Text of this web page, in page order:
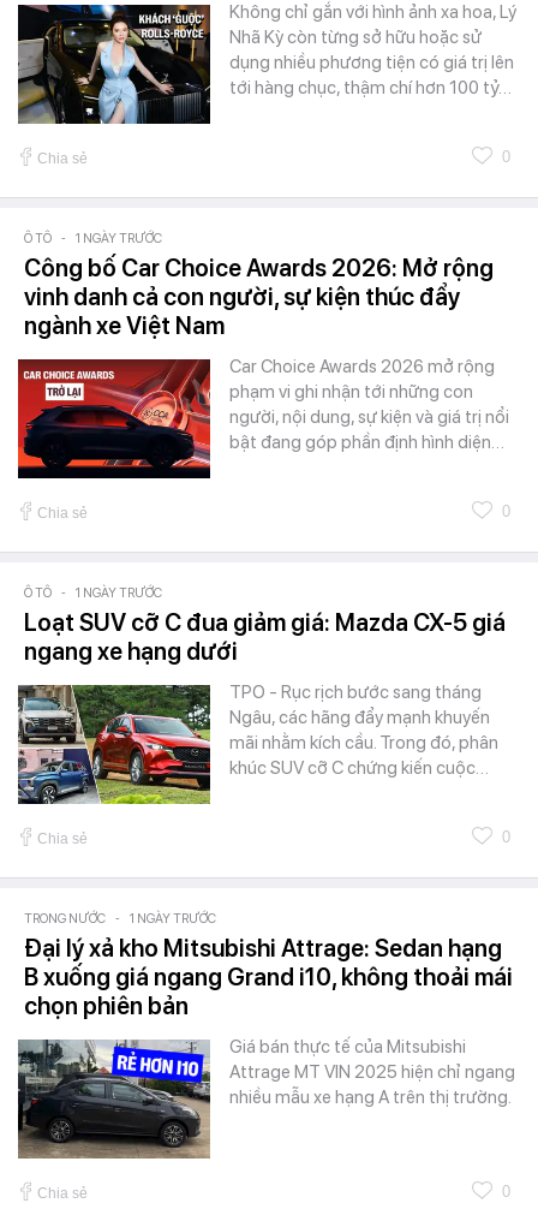
Không chỉ gắn với hình ảnh xa hoa, Lý
Nhã Kỳ còn từng sở hữu hoặc sử
dụng nhiều phương tiện có giá trị lên
tới hàng chục, thậm chí hơn 100 tỷ…
Chia sẻ 0
Ô TÔ - 1 NGÀY TRƯỚC
Công bố Car Choice Awards 2026: Mở rộng
vinh danh cả con người, sự kiện thúc đẩy
ngành xe Việt Nam
Car Choice Awards 2026 mở rộng
phạm vi ghi nhận tới những con
người, nội dung, sự kiện và giá trị nổi
bật đang góp phần định hình diện…
Chia sẻ 0
Ô TÔ - 1 NGÀY TRƯỚC
Loạt SUV cỡ C đua giảm giá: Mazda CX-5 giá
ngang xe hạng dưới
TPO - Rục rịch bước sang tháng
Ngâu, các hãng đẩy mạnh khuyến
mãi nhằm kích cầu. Trong đó, phân
khúc SUV cỡ C chứng kiến cuộc…
Chia sẻ 0
TRONG NƯỚC - 1 NGÀY TRƯỚC
Đại lý xả kho Mitsubishi Attrage: Sedan hạng
B xuống giá ngang Grand i10, không thoải mái
chọn phiên bản
Giá bán thực tế của Mitsubishi
Attrage MT VIN 2025 hiện chỉ ngang
nhiều mẫu xe hạng A trên thị trường.
Chia sẻ 0